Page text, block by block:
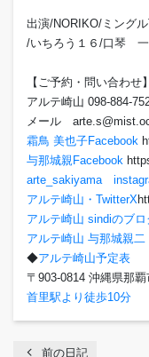
出演/NORIKO/ミング
/いちろう１６/口琴
【ご予約・問い合わせ】
アルテ崎山 098-884-
メール
霜鳥 美也子Facebook
与那城親Facebook
arte_sakiyama
アルテ崎山・TwitterX
アルテ崎山 sindiのブロ
アルテ崎山 与那城親二
◆アルテ崎山予定表
〒903-0814 沖縄県那
首里駅より徒歩10分
chevron_left 前の日記